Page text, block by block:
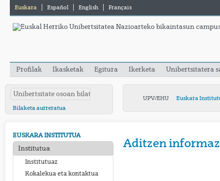
Euskara Español English Français
Profilak Ikasketak Egitura Ikerketa Unibertsitatera
Bilaketa aurreratua
UPV/EHU Euskara
EUSKARA INSTITUTUA
Institutua
Institutuaz
Kokalekua eta kontaktua
Aditzen